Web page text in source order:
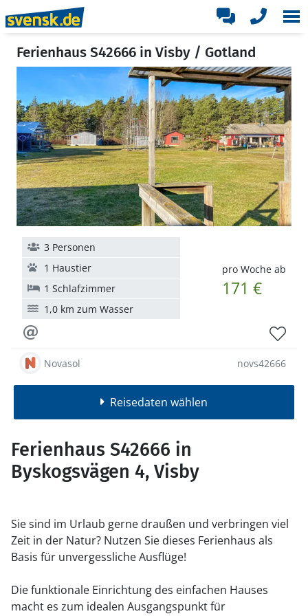
Ferienhaus S42666 in Visby / Gotland
pro Woche ab
171 €
3 Personen
1 Haustier
1 Schlafzimmer
1,0 km zum Wasser
Novasol novs42666
Reisedaten wählen
Ferienhaus S42666 in
Byskogsvägen 4, Visby
Sie sind im Urlaub gerne draußen und verbringen viel
Zeit in der Natur? Nutzen Sie dieses Ferienhaus als
Basis für unvergessliche Ausflüge!
Die funktionale Einrichtung des einfachen Hauses
macht es zum idealen Ausgangspunkt für